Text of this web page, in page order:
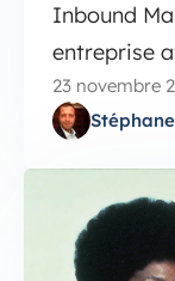
Inbound
entreprise
23 novembre